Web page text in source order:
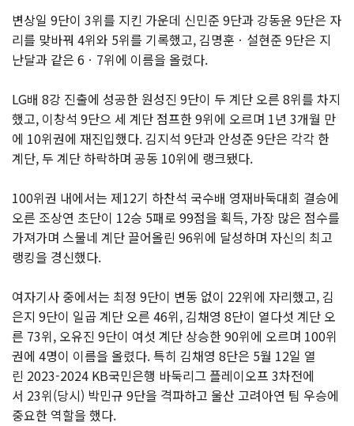
변상일 9단이 3위를 지킨 가운데 신민준 9단과 강동윤 9단은 자
리를 맞바꿔 4위와 5위를 기록했고, 김명훈ㆍ설현준 9단은 지
난달과 같은 6ㆍ7위에 이름을 올렸다.
LG배 8강 진출에 성공한 원성진 9단이 두 계단 오른 8위를 차지
했고, 이창석 9단으 세 계단 점프한 9위에 오르며 1년 3개월 만
에 10위권에 재진입했다. 김지석 9단과 안성준 9단은 각각 한
계단, 두 계단 하락하며 공동 10위에 랭크됐다.
100위권 내에서는 제12기 하찬석 국수배 영재바둑대회 결승에
오른 조상연 초단이 12승 5패로 99점을 획득, 가장 많은 점수를
가져가며 스물네 계단 끌어올린 96위에 달성하며 자신의 최고
랭킹을 경신했다.
여자기사 중에서는 최정 9단이 변동 없이 22위에 자리했고, 김
은지 9단이 일곱 계단 오른 46위, 김채영 8단이 열다섯 계단 오
른 73위, 오유진 9단이 여섯 계단 상승한 90위에 오르며 100위
권에 4명이 이름을 올렸다. 특히 김채영 8단은 5월 12일 열
린 2023-2024 KB국민은행 바둑리그 플레이오프 3차전에
서 23위(당시) 박민규 9단을 격파하고 울산 고려아연 팀 우승에
중요한 역할을 했다.